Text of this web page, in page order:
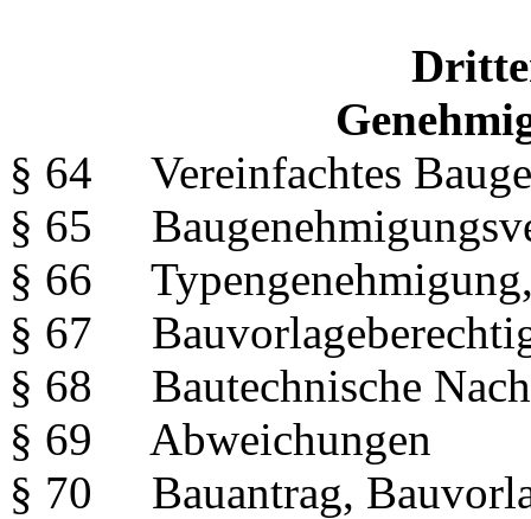
§ 64 Vereinfachtes
§ 65
§ 66
§ 67
§ 68 Bautechnische
§ 69 Abweichungen
§ 70 Bauantrag,